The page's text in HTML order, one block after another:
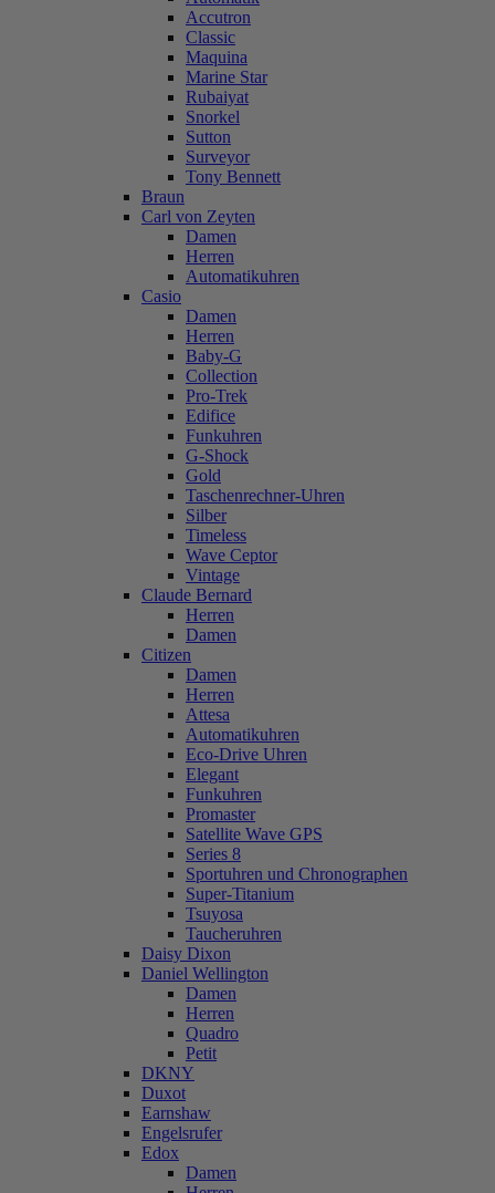
Accutron
Classic
Maquina
Marine Star
Rubaiyat
Snorkel
Sutton
Surveyor
Tony Bennett
Braun
Carl von Zeyten
Damen
Herren
Automatikuhren
Casio
Damen
Herren
Baby-G
Collection
Pro-Trek
Edifice
Funkuhren
G-Shock
Gold
Taschenrechner-Uhren
Silber
Timeless
Wave Ceptor
Vintage
Claude Bernard
Herren
Damen
Citizen
Damen
Herren
Attesa
Automatikuhren
Eco-Drive Uhren
Elegant
Funkuhren
Promaster
Satellite Wave GPS
Series 8
Sportuhren und Chronographen
Super-Titanium
Tsuyosa
Taucheruhren
Daisy Dixon
Daniel Wellington
Damen
Herren
Quadro
Petit
DKNY
Duxot
Earnshaw
Engelsrufer
Edox
Damen